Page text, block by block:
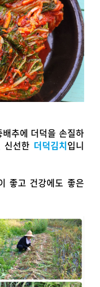
추에 더덕을 손질하
신선한 더덕김치입니
좋고 건강에도 좋은